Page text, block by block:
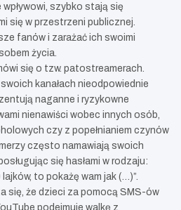
szybko stają się
się w przestrzeni publicznej.
fanów i zarażać ich swoimi
życia.
się o tzw. patostreamerach.
kanałach nieodpowiednie
naganne i ryzykowne
nienawiści wobec innych osób,
czy z popełnianiem czynów
często namawiają swoich
się hasłami w rodzaju:
to pokażę wam jak (…)”.
się, że dzieci za pomocą SMS-ów
podejmuje walkę z